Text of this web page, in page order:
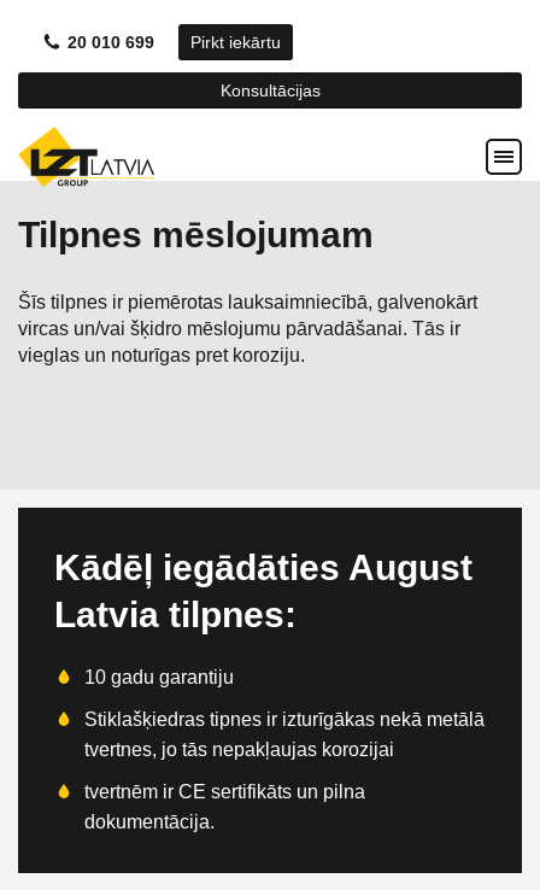
20 010 699 Pirkt iekārtu
Konsultācijas
Tilpnes mēslojumam
Šīs tilpnes ir piemērotas lauksaimniecībā, galvenokārt
vircas un/vai šķidro mēslojumu pārvadāšanai. Tās ir
vieglas un noturīgas pret koroziju.
Kādēļ iegādāties August
Latvia tilpnes:
10 gadu garantiju
Stiklašķiedras tipnes ir izturīgākas nekā metālā
tvertnes, jo tās nepakļaujas korozijai
tvertnēm ir CE sertifikāts un pilna
dokumentācija.